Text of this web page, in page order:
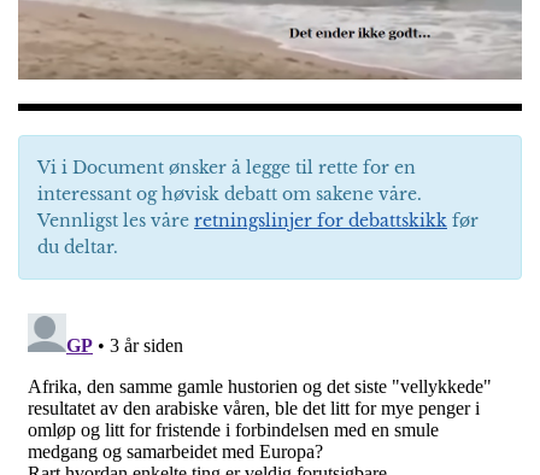
Vi i Document ønsker å legge til rette for en
interessant og høvisk debatt om sakene våre.
Vennligst les våre retningslinjer for debattskikk før
du deltar.